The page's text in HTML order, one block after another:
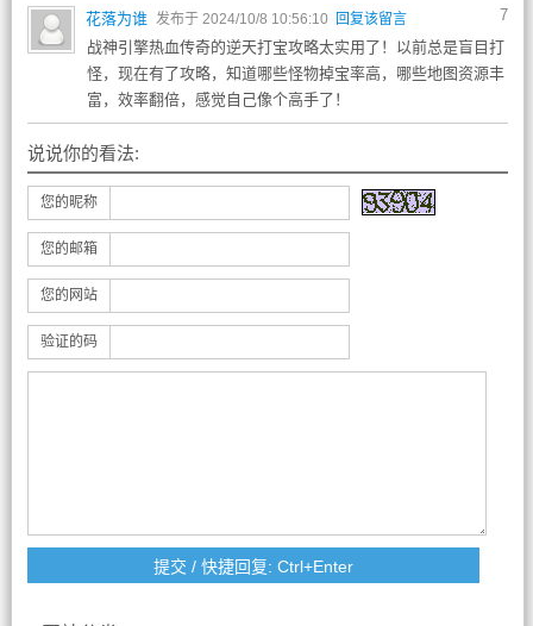
7
花落为谁 发布于 2024/10/8 10:56:10 回复该留言
战神引擎热血传奇的逆天打宝攻略太实用了！以前总是盲目打
怪，现在有了攻略，知道哪些怪物掉宝率高，哪些地图资源丰
富，效率翻倍，感觉自己像个高手了！
说说你的看法:
您的昵称
您的邮箱
您的网站
验证的码